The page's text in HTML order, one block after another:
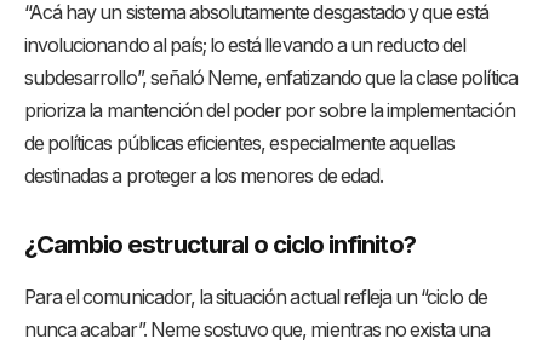
“Acá hay un sistema absolutamente desgastado y que está
involucionando al país; lo está llevando a un reducto del
subdesarrollo”, señaló Neme, enfatizando que la clase política
prioriza la mantención del poder por sobre la implementación
de políticas públicas eficientes, especialmente aquellas
destinadas a proteger a los menores de edad.
¿Cambio estructural o ciclo infinito?
Para el comunicador, la situación actual refleja un “ciclo de
nunca acabar”. Neme sostuvo que, mientras no exista una